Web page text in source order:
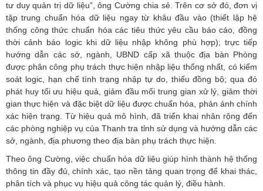
tư duy quản trị dữ liệu”, ông Cường chia sẻ. Trên cơ sở đó, đơn vị
tập trung chuẩn hóa dữ liệu ngay từ khâu đầu vào (thiết lập hệ
thống công thức chuẩn hóa các tiêu thức yêu cầu báo cáo, đồng
thời cảnh báo logic khi dữ liệu nhập không phù hợp); trực tiếp
hướng dẫn các sở, ngành, UBND cấp xã thuộc địa bàn Phòng
được phân công phụ trách thực hiện nhập liệu thống nhất, có kiểm
soát logic, hạn chế tình trạng nhập tự do, thiếu đồng bộ; qua đó
phát huy tối ưu hiệu quả, giảm đầu mối trung gian xử lý, giảm thời
gian thực hiện và đặc biệt dữ liệu được chuẩn hóa, phản ánh chính
xác hiện trạng. Từ hiệu quả mô hình, đã triển khai nhân rộng đến
các phòng nghiệp vụ của Thanh tra tỉnh sử dụng và hướng dẫn các
sở, ngành, địa phương theo địa bàn phụ trách thực hiện.
Theo ông Cường, việc chuẩn hóa dữ liệu giúp hình thành hệ thống
thông tin đầy đủ, chính xác, tạo nền tảng quan trọng để khai thác,
phân tích và phục vụ hiệu quả công tác quản lý, điều hành.